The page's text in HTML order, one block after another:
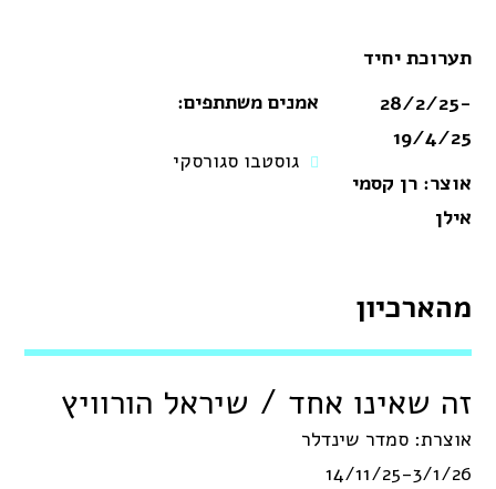
תערוכת יחיד
28/2/25-
19/4/25
אוצר: רן קסמי
אילן
אמנים משתתפים:
גוסטבו סגורסקי
מהארכיון
זה שאינו אחד / שיראל הורוויץ
אוצרת: סמדר שינדלר
14/11/25-3/1/26